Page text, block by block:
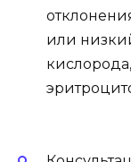
или